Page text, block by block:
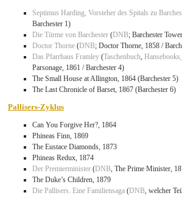
Septimus Harding, Vorsteher des Spitals zu
Barchester 1)
Die Türme von Barchester (DNB; Barchester
Doctor Thorne (DNB; Doctor Thorne, 1858 /
Das Pfarrhaus Framley (Taschenbuch,
Parsonage, 1861 / Barchester 4)
The Small House at Allington, 1864 (Barchester 5)
The Last Chronicle of Barset, 1867 (Barchester 6)
Pallisers-Zyklus
Can You Forgive Her?, 1864
Phineas Finn, 1869
The Eustace Diamonds, 1873
Phineas Redux, 1874
Der Premierminister (DNB, The Prime Minister,
The Duke’s Children, 1879
Die Pallisers. Eine Familiensaga (DNB, welcher